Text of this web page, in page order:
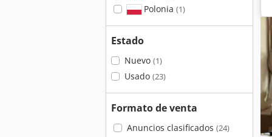
Polonia (1)
Estado
Nuevo (1)
Usado (23)
Formato de venta
Anuncios clasificados (24)